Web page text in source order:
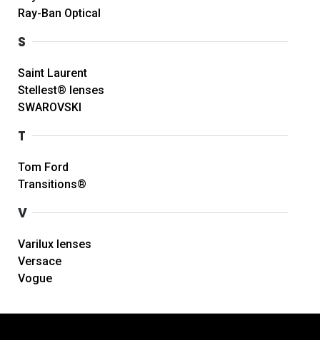
Ray-Ban Optical
S
Saint Laurent
Stellest® lenses
SWAROVSKI
T
Tom Ford
Transitions®
V
Varilux lenses
Versace
Vogue